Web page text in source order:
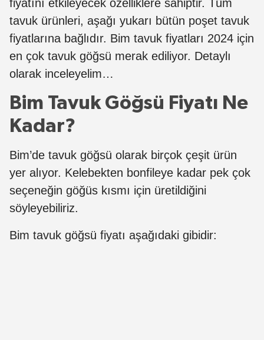
fiyatını etkileyecek özelliklere sahiptir. Tüm
tavuk ürünleri, aşağı yukarı bütün poşet tavuk
fiyatlarına bağlıdır. Bim tavuk fiyatları 2024 için
en çok tavuk göğsü merak ediliyor. Detaylı
olarak inceleyelim…
Bim Tavuk Göğsü Fiyatı Ne
Kadar?
Bim’de tavuk göğsü olarak birçok çeşit ürün
yer alıyor. Kelebekten bonfileye kadar pek çok
seçeneğin göğüs kısmı için üretildiğini
söyleyebiliriz.
Bim tavuk göğsü fiyatı aşağıdaki gibidir: